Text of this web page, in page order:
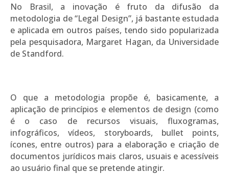
No Brasil, a inovação é fruto da difusão da
metodologia de “Legal Design”, já bastante estudada
e aplicada em outros países, tendo sido popularizada
pela pesquisadora, Margaret Hagan, da Universidade
de Standford.
O que a metodologia propõe é, basicamente, a
aplicação de princípios e elementos de design (como
é o caso de recursos visuais, fluxogramas,
infográficos, vídeos, storyboards, bullet points,
ícones, entre outros) para a elaboração e criação de
documentos jurídicos mais claros, usuais e acessíveis
ao usuário final que se pretende atingir.